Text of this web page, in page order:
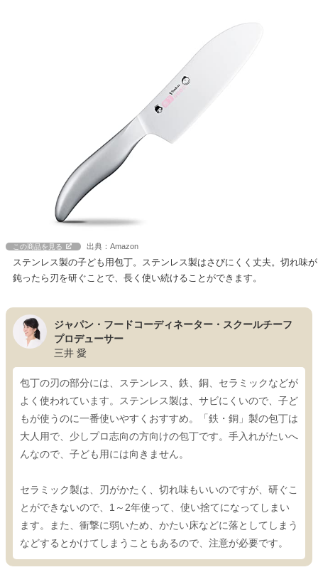
この商品を見る 出典：Amazon
ステンレス製の子ども用包丁。ステンレス製はさびにくく丈夫。切れ味が
鈍ったら刃を研ぐことで、長く使い続けることができます。
ジャパン・フードコーディネーター・スクールチーフ
プロデューサー
三井 愛
包丁の刃の部分には、ステンレス、鉄、銅、セラミックなどが
よく使われています。ステンレス製は、サビにくいので、子ど
もが使うのに一番使いやすくおすすめ。「鉄・銅」製の包丁は
大人用で、少しプロ志向の方向けの包丁です。手入れがたいへ
んなので、子ども用には向きません。
セラミック製は、刃がかたく、切れ味もいいのですが、研ぐこ
とができないので、1～2年使って、使い捨てになってしまい
ます。また、衝撃に弱いため、かたい床などに落としてしまう
などするとかけてしまうこともあるので、注意が必要です。